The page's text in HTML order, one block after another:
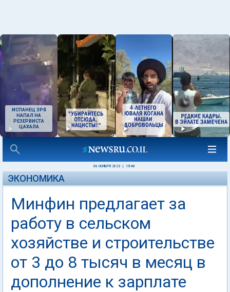
ИСПАНЕЦ ЗРЯ
НАПАЛ НА
РЕЗЕРВИСТА
ЦАХАЛА
08 НОЯБРЯ 2023 15:40
ЭКОНОМИКА
Минфин предлагает за
работу в сельском
хозяйстве и строительстве
от 3 до 8 тысяч в месяц в
дополнение к зарплате